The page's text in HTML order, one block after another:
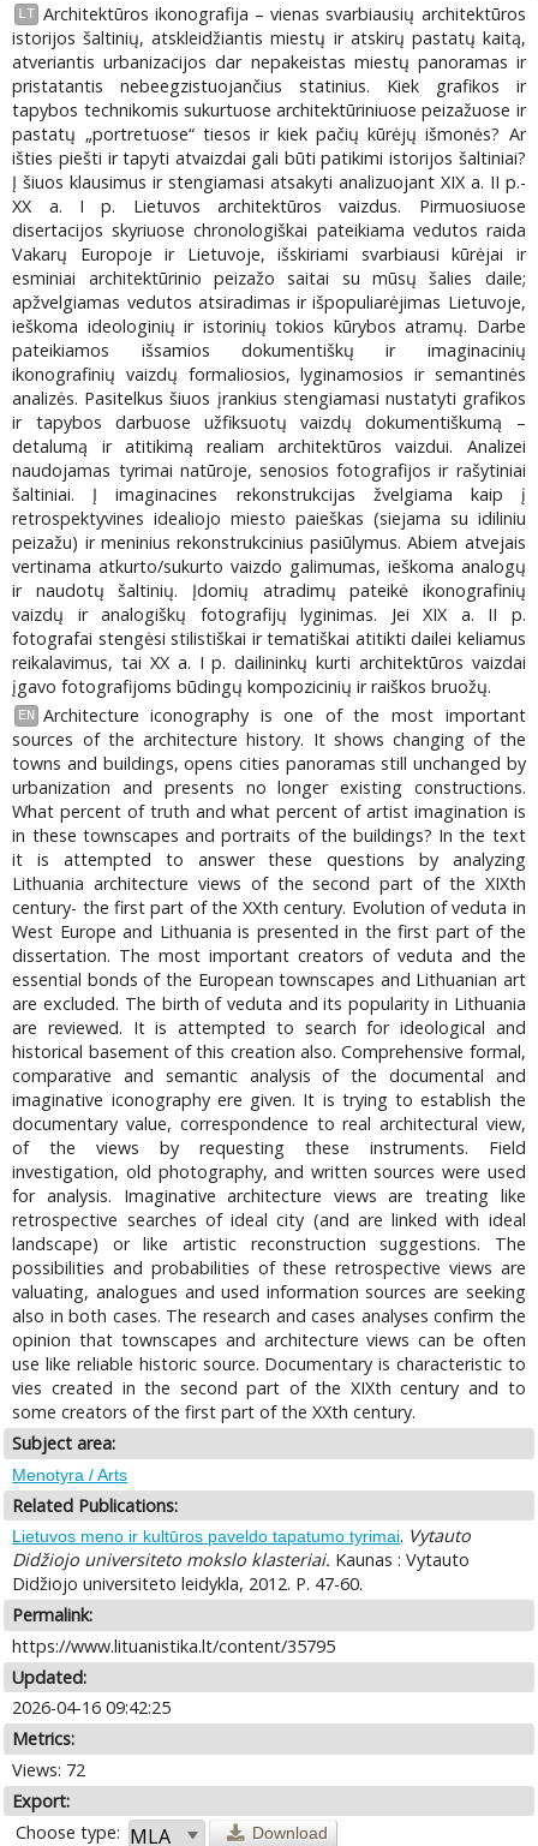
LT Architektūros ikonografija – vienas svarbiausių architektūros
istorijos šaltinių, atskleidžiantis miestų ir atskirų pastatų kaitą,
atveriantis urbanizacijos dar nepakeistas miestų panoramas ir
pristatantis nebeegzistuojančius statinius. Kiek grafikos ir
tapybos technikomis sukurtuose architektūriniuose peizažuose ir
pastatų „portretuose“ tiesos ir kiek pačių kūrėjų išmonės? Ar
išties piešti ir tapyti atvaizdai gali būti patikimi istorijos šaltiniai?
Į šiuos klausimus ir stengiamasi atsakyti analizuojant XIX a. II p.-
XX a. I p. Lietuvos architektūros vaizdus. Pirmuosiuose
disertacijos skyriuose chronologiškai pateikiama vedutos raida
Vakarų Europoje ir Lietuvoje, išskiriami svarbiausi kūrėjai ir
esminiai architektūrinio peizažo saitai su mūsų šalies daile;
apžvelgiamas vedutos atsiradimas ir išpopuliarėjimas Lietuvoje,
ieškoma ideologinių ir istorinių tokios kūrybos atramų. Darbe
pateikiamos išsamios dokumentiškų ir imaginacinių
ikonografinių vaizdų formaliosios, lyginamosios ir semantinės
analizės. Pasitelkus šiuos įrankius stengiamasi nustatyti grafikos
ir tapybos darbuose užfiksuotų vaizdų dokumentiškumą –
detalumą ir atitikimą realiam architektūros vaizdui. Analizei
naudojamas tyrimai natūroje, senosios fotografijos ir rašytiniai
šaltiniai. Į imaginacines rekonstrukcijas žvelgiama kaip į
retrospektyvines idealiojo miesto paieškas (siejama su idiliniu
peizažu) ir meninius rekonstrukcinius pasiūlymus. Abiem atvejais
vertinama atkurto/sukurto vaizdo galimumas, ieškoma analogų
ir naudotų šaltinių. Įdomių atradimų pateikė ikonografinių
vaizdų ir analogiškų fotografijų lyginimas. Jei XIX a. II p.
fotografai stengėsi stilistiškai ir tematiškai atitikti dailei keliamus
reikalavimus, tai XX a. I p. dailininkų kurti architektūros vaizdai
įgavo fotografijoms būdingų kompozicinių ir raiškos bruožų.
EN
Architecture iconography is one of the most important
sources of the architecture history. It shows changing of the
towns and buildings, opens cities panoramas still unchanged by
urbanization and presents no longer existing constructions.
What percent of truth and what percent of artist imagination is
in these townscapes and portraits of the buildings? In the text
it is attempted to answer these questions by analyzing
Lithuania architecture views of the second part of the XIXth
century- the first part of the XXth century. Evolution of veduta in
West Europe and Lithuania is presented in the first part of the
dissertation. The most important creators of veduta and the
essential bonds of the European townscapes and Lithuanian art
are excluded. The birth of veduta and its popularity in Lithuania
are reviewed. It is attempted to search for ideological and
historical basement of this creation also. Comprehensive formal,
comparative and semantic analysis of the documental and
imaginative iconography ere given. It is trying to establish the
documentary value, correspondence to real architectural view,
of the views by requesting these instruments. Field
investigation, old photography, and written sources were used
for analysis. Imaginative architecture views are treating like
retrospective searches of ideal city (and are linked with ideal
landscape) or like artistic reconstruction suggestions. The
possibilities and probabilities of these retrospective views are
valuating, analogues and used information sources are seeking
also in both cases. The research and cases analyses confirm the
opinion that townscapes and architecture views can be often
use like reliable historic source. Documentary is characteristic to
vies created in the second part of the XIXth century and to
some creators of the first part of the XXth century.
Subject area:
Menotyra / Arts
Related Publications:
Lietuvos meno ir kultūros paveldo tapatumo tyrimai. Vytauto
Didžiojo universiteto mokslo klasteriai. Kaunas : Vytauto
Didžiojo universiteto leidykla, 2012. P. 47-60.
Permalink:
https://www.lituanistika.lt/content/35795
Updated:
2026-04-16 09:42:25
Metrics:
Views: 72
Export:
Choose type:
Download